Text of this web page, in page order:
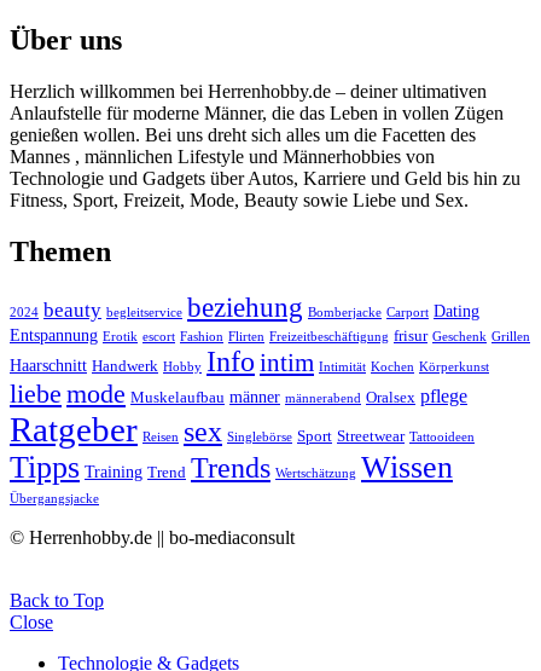
Über uns
Herzlich willkommen bei Herrenhobby.de – deiner ultimativen
Anlaufstelle für moderne Männer, die das Leben in vollen Zügen
genießen wollen. Bei uns dreht sich alles um die Facetten des
Mannes , männlichen Lifestyle und Männerhobbies von
Technologie und Gadgets über Autos, Karriere und Geld bis hin zu
Fitness, Sport, Freizeit, Mode, Beauty sowie Liebe und Sex.
Themen
2024 beauty begleitservice beziehung Bomberjacke Carport Dating
Entspannung Erotik escort Fashion Flirten Freizeitbeschäftigung frisur Geschenk Grillen
Haarschnitt Handwerk Hobby Info intim Intimität Kochen Körperkunst
liebe mode Muskelaufbau männer männerabend Oralsex pflege
Ratgeber Reisen sex Singlebörse Sport Streetwear Tattooideen
Tipps Training Trend Trends Wertschätzung Wissen
Übergangsjacke
© Herrenhobby.de || bo-mediaconsult
Back to Top
Close
Technologie & Gadgets